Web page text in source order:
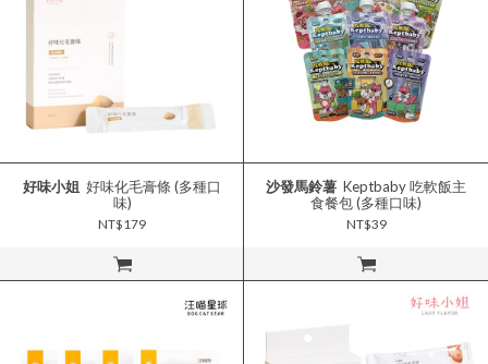
立即購買
好味小姐
味)
NT$179
立即購買
沙發馬鈴薯
食餐包 (多種口味)
NT$39